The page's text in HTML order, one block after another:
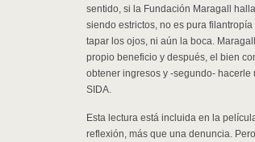
sentido, si la Fundación Maragall
siendo estrictos, no es pura
tapar los ojos, ni aún la boca.
propio beneficio y después, el bien
obtener ingresos y -segundo- hacerle
SIDA.
Esta lectura está incluida en la
reflexión, más que una denuncia.